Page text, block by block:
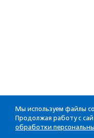
Мы используем файлы
Продолжая работу с
обработки